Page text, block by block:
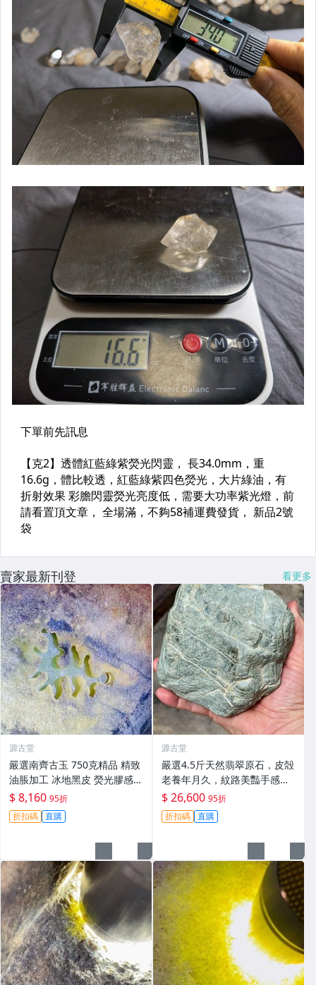
賣家最新刊登 看更多
源古堂
嚴選南齊古玉 750克精品 精致
油脹加工 冰地黑皮 熒光膠感收
藏佳品 古玉 玉器 錢幣
$ 8,160 95折
折扣碼 直購
源古堂
嚴選4.5斤天然翡翠原石，皮殻
老養年月久，紋路美豔手感
佳，適宜製作手鏈或珍藏#翡
翠 #天然翡翠 #A貨翡翠玉石
$ 26,600 95折
折扣碼 直購